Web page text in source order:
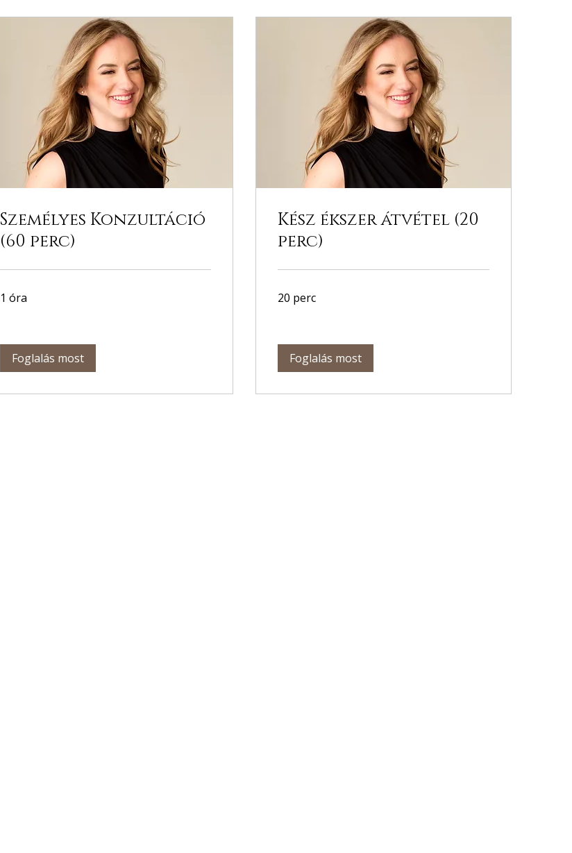
Személyes Konzultáció
(60 perc)
1 óra
Foglalás most
Kész ékszer átvétel (20
perc)
20 perc
Foglalás most